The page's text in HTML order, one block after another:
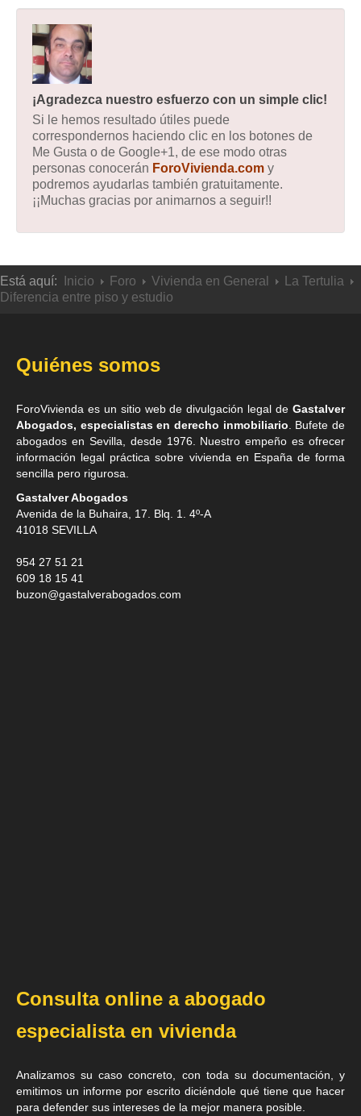
¡Agradezca nuestro esfuerzo con un simple clic!
Si le hemos resultado útiles puede
correspondernos haciendo clic en los botones de
Me Gusta o de Google+1, de ese modo otras
personas conocerán ForoVivienda.com y
podremos ayudarlas también gratuitamente.
¡¡Muchas gracias por animarnos a seguir!!
Está aquí: Inicio Foro Vivienda en General
La Tertulia
Diferencia entre piso y estudio
Quiénes somos
ForoVivienda es un sitio web de divulgación legal de Gastalver
Abogados, especialistas en derecho inmobiliario . Bufete de
abogados en Sevilla , desde 1976. Nuestro empeño es ofrecer
información legal práctica sobre vivienda en España de forma
sencilla pero rigurosa.
Gastalver Abogados
Avenida de la Buhaira, 17. Blq. 1. 4º-A
41018 SEVILLA
954 27 51 21
609 18 15 41
buzon@gastalverabogados.com
Consulta online a abogado
especialista en vivienda
Analizamos su caso concreto, con toda su documentación, y
emitimos un informe por escrito diciéndole qué tiene que hacer
para defender sus intereses de la mejor manera posible.